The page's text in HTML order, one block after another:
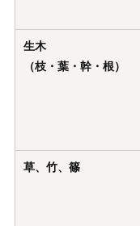
生木
（枝・葉・幹・根）
草、竹、篠